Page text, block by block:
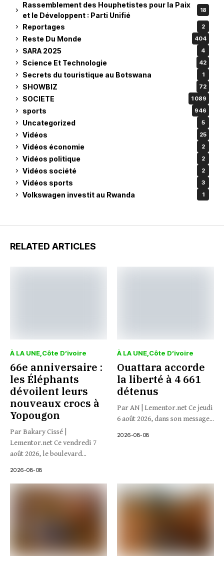
Rassemblement des Houphetistes pour la Paix
et le Développent : Parti Unifié
18
Reportages 2
Reste Du Monde 404
SARA 2025 4
Science Et Technologie 42
Secrets du touristique au Botswana 1
SHOWBIZ 72
SOCIETE 1 089
sports 946
Uncategorized 5
Vidéos 25
Vidéos économie 2
Vidéos politique 2
Vidéos société 2
Vidéos sports 3
Volkswagen investit au Rwanda 1
RELATED ARTICLES
À LA UNE Côte D’ivoire
66e anniversaire :
les Éléphants
dévoilent leurs
nouveaux crocs à
Yopougon
Par Bakary Cissé |
Lementor.net Ce vendredi 7
août 2026, le boulevard...
2026-08-08
À LA UNE Côte D’ivoire
Ouattara accorde
la liberté à 4 661
détenus
Par AN | Lementor.net Ce jeudi
6 août 2026, dans son message...
2026-08-08